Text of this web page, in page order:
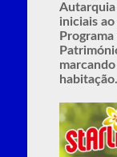
Autarquia
iniciais
habitação.